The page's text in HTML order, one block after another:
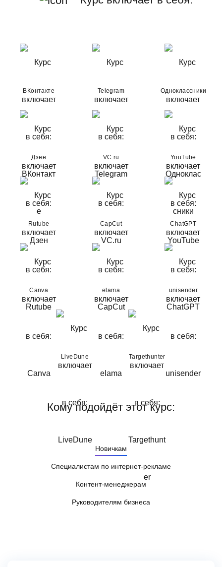
ВКонтакте Telegram Одноклассники
Дзен VC.ru YouTube
Rutube CapCut ChatGPT
Canva elama unisender
LiveDune Targethunter
Кому подойдёт этот курс:
Новичкам
Специалистам по интернет-рекламе
Контент-менеджерам
Руководителям бизнеса